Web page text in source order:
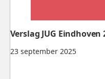
23 september 2025
Verslag JUG Eindhoven